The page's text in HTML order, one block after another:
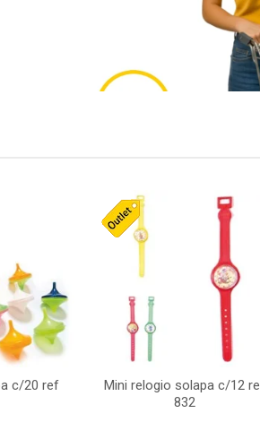
c/20 ref
Mini relogio solapa c/12
832